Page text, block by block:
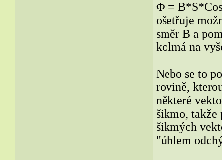
Φ =
ošetřuje
směr B a
kolmá na
Nebo se to
rovině,
některé
šikmo, takže
šikmých
"úhlem